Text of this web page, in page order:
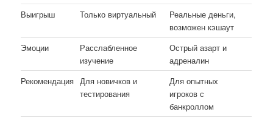
Выигрыш
Только виртуальный
Реальные деньги,
возможен кэшаут
Эмоции
Расслабленное
изучение
Острый азарт и
адреналин
Рекомендация Для новичков и
тестирования
Для опытных
игроков с
банкроллом